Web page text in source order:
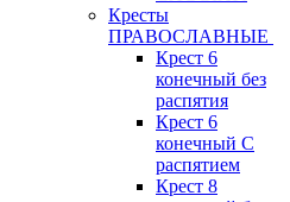
Кресты
ПРАВОСЛАВНЫЕ
Крест 6
конечный без
распятия
Крест 6
конечный С
распятием
Крест 8